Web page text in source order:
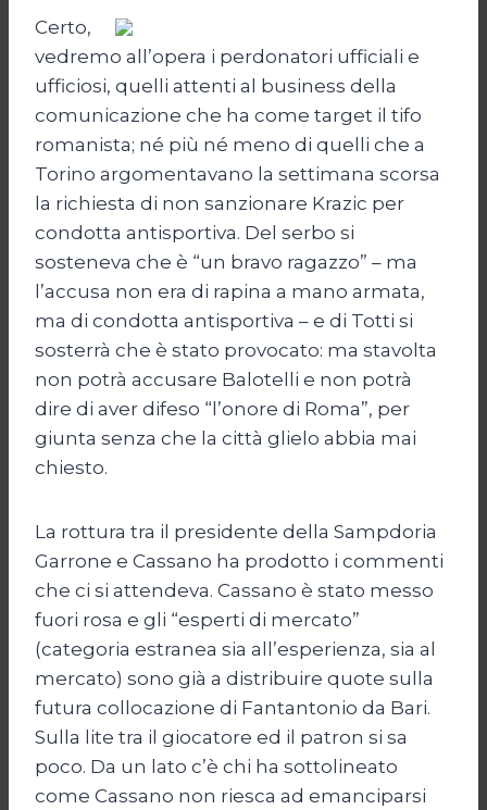
Certo,
vedremo all’opera i perdonatori ufficiali e
ufficiosi, quelli attenti al business della
comunicazione che ha come target il tifo
romanista; né più né meno di quelli che a
Torino argomentavano la settimana scorsa
la richiesta di non sanzionare Krazic per
condotta antisportiva. Del serbo si
sosteneva che è “un bravo ragazzo” – ma
l’accusa non era di rapina a mano armata,
ma di condotta antisportiva – e di Totti si
sosterrà che è stato provocato: ma stavolta
non potrà accusare Balotelli e non potrà
dire di aver difeso “l’onore di Roma”, per
giunta senza che la città glielo abbia mai
chiesto.
La rottura tra il presidente della Sampdoria
Garrone e Cassano ha prodotto i commenti
che ci si attendeva. Cassano è stato messo
fuori rosa e gli “esperti di mercato”
(categoria estranea sia all’esperienza, sia al
mercato) sono già a distribuire quote sulla
futura collocazione di Fantantonio da Bari.
Sulla lite tra il giocatore ed il patron si sa
poco. Da un lato c’è chi ha sottolineato
come Cassano non riesca ad emanciparsi